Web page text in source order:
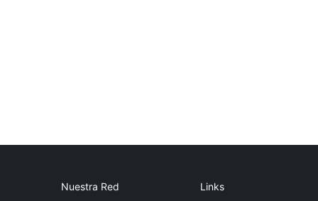
Nuestra Red Links